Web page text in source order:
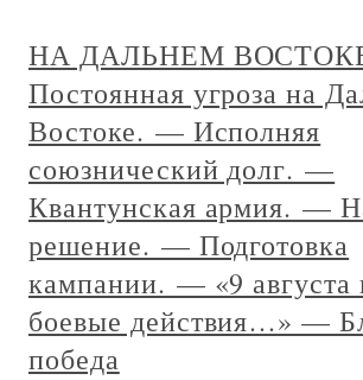
НА ДАЛЬНЕМ
Постоянная угроза на
Востоке. — Исполняя
союзнический долг. —
Квантунская армия. —
решение. — Подготовка
кампании. — «9 августа
боевые действия…» —
победа